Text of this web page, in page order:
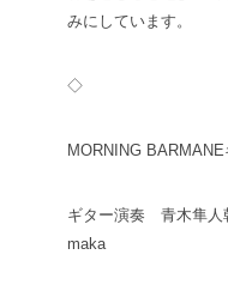
みにしています。
◇
MORNING BARMANE
ギター演奏 青木隼人
maka